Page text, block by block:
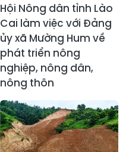
Hội Nông dân tỉnh Lào
Cai làm việc với Đảng
ủy xã Mường Hum về
phát triển nông
nghiệp, nông dân,
nông thôn